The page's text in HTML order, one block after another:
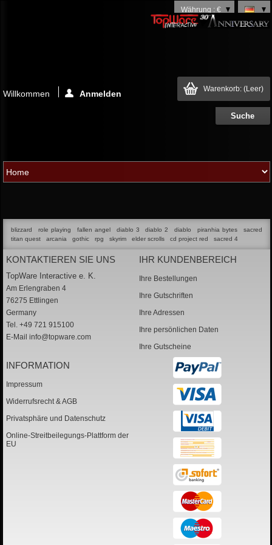
Währung : €
Warenkorb: (Leer)
Willkommen Anmelden
blizzard role playing fallen angel diablo 3 diablo 2 diablo piranhia bytes
sacred
titan quest
arcania gothic rpg skyrim elder scrolls cd project red sacred 4
KONTAKTIEREN SIE UNS
TopWare Interactive e. K.
Am Erlengraben 4
76275 Ettlingen
Germany
Tel. +49 721 915100
E-Mail info@topware.com
IHR KUNDENBEREICH
Ihre Bestellungen
Ihre Gutschriften
Ihre Adressen
Ihre persönlichen Daten
Ihre Gutscheine
INFORMATION
Impressum
Widerrufsrecht & AGB
Privatsphäre und Datenschutz
Online-Streitbeilegungs-Plattform der
EU